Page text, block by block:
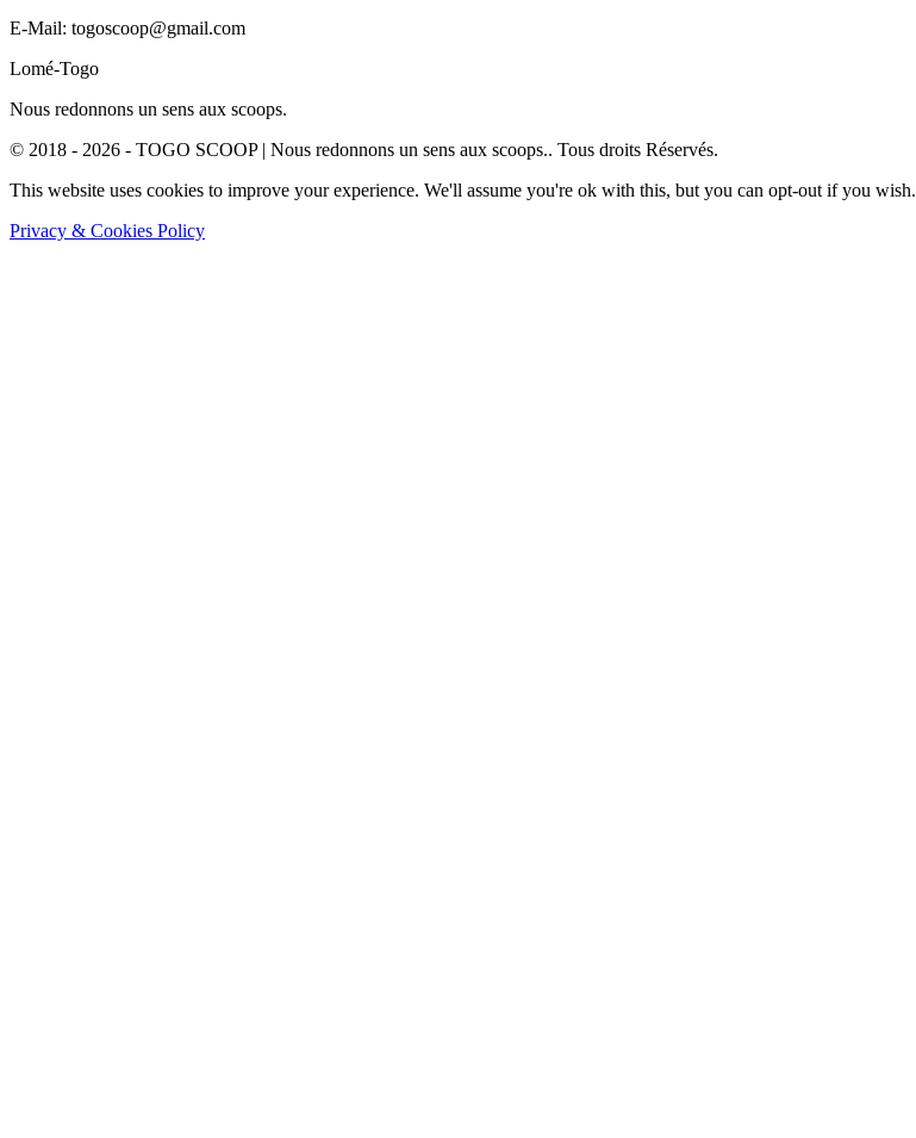
E-Mail: togoscoop@gmail.com
Lomé-Togo
Nous redonnons un sens aux scoops.
© 2018 - 2026 - TOGO SCOOP | Nous redonnons un sens aux scoops.. Tous droits Réservés.
This website uses cookies to improve your experience. We'll assume you're ok with this, but you can opt-out if you wish.
Privacy & Cookies Policy